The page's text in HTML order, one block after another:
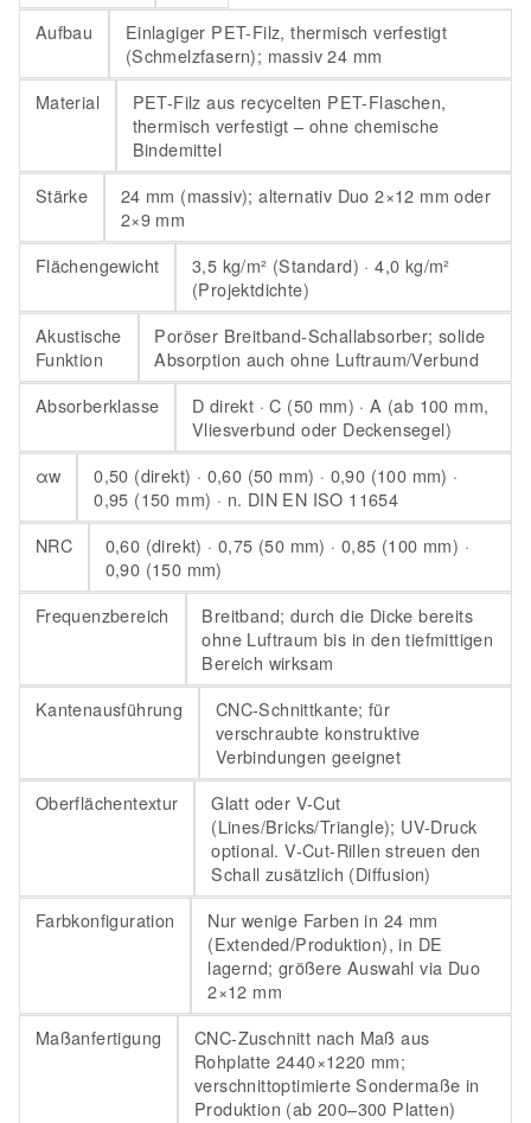
Aufbau
Einlagiger PET-Filz, thermisch verfestigt
(Schmelzfasern); massiv 24 mm
Material
PET-Filz aus recycelten PET-Flaschen,
thermisch verfestigt – ohne chemische
Bindemittel
Stärke
24 mm (massiv); alternativ Duo 2×12 mm oder
2×9 mm
Flächengewicht
3,5 kg/m² (Standard) · 4,0 kg/m²
(Projektdichte)
Akustische
Funktion
Poröser Breitband-Schallabsorber; solide
Absorption auch ohne Luftraum/Verbund
Absorberklasse
D direkt · C (50 mm) · A (ab 100 mm,
Vliesverbund oder Deckensegel)
αw
0,50 (direkt) · 0,60 (50 mm) · 0,90 (100 mm) ·
0,95 (150 mm) · n. DIN EN ISO 11654
NRC
0,60 (direkt) · 0,75 (50 mm) · 0,85 (100 mm) ·
0,90 (150 mm)
Frequenzbereich
Breitband; durch die Dicke bereits
ohne Luftraum bis in den tiefmittigen
Bereich wirksam
Kantenausführung
CNC-Schnittkante; für
verschraubte konstruktive
Verbindungen geeignet
Oberflächentextur
Glatt oder V-Cut
(Lines/Bricks/Triangle); UV-Druck
optional. V-Cut-Rillen streuen den
Schall zusätzlich (Diffusion)
Farbkonfiguration
Nur wenige Farben in 24 mm
(Extended/Produktion), in DE
lagernd; größere Auswahl via Duo
2×12 mm
Maßanfertigung
CNC-Zuschnitt nach Maß aus
Rohplatte 2440×1220 mm;
verschnittoptimierte Sondermaße in
Produktion (ab 200–300 Platten)